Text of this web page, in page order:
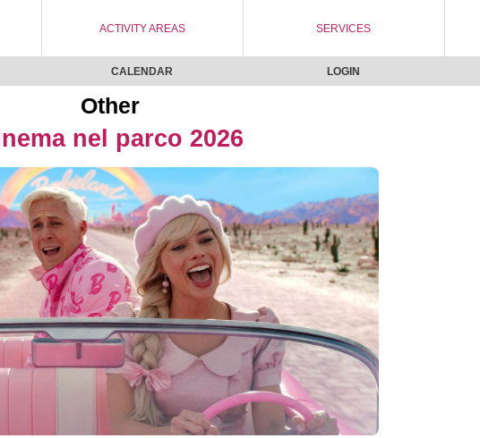
ACTIVITY AREAS SERVICES
CALENDAR LOGIN
Other
nel parco 2026